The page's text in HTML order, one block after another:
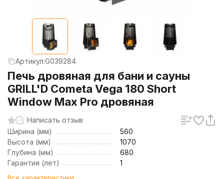
Артикул:G039284
Печь дровяная для бани и сауны
GRILL'D Cometa Vega 180 Short
Window Max Pro дровяная
Написать отзыв
Ширина (мм)
560
Высота (мм)
1070
Глубина (мм)
680
Гарантия (лет)
1